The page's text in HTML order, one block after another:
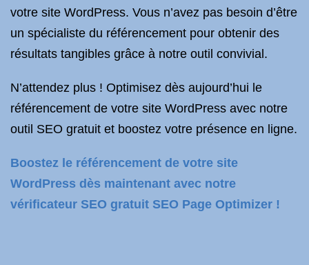
votre site WordPress. Vous n’avez pas besoin d’être
un spécialiste du référencement pour obtenir des
résultats tangibles grâce à notre outil convivial.
N’attendez plus ! Optimisez dès aujourd’hui le
référencement de votre site WordPress avec notre
outil SEO gratuit et boostez votre présence en ligne.
Boostez le référencement de votre site
WordPress dès maintenant avec notre
vérificateur SEO gratuit SEO Page Optimizer !